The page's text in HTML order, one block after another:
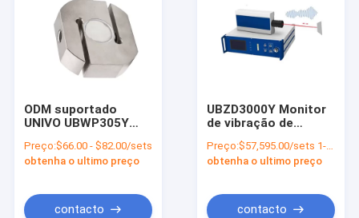
ODM suportado
UNIVO UBWP305Y
compressão do
braço robótico
Preço:$66.00 - $82.00/sets
obtenha o ultimo preço
contacto
UBZD3000Y Monitor
de vibração de
velocidade de
aceleração para
industriais
Preço:$57,595.00/sets 1-9 sets
obtenha o ultimo preço
contacto